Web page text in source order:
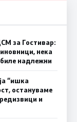
за Гостивар:
нека
надлежни
“ишка
остануваме
и